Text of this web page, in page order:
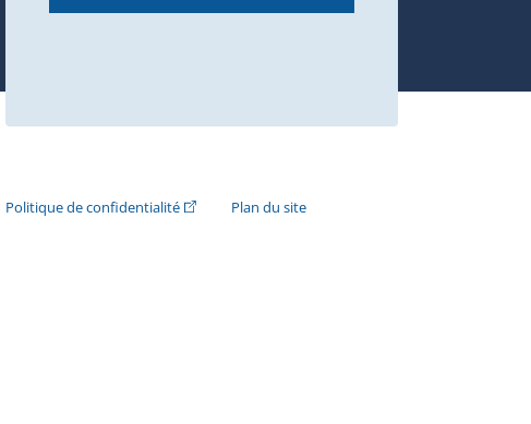
externe s'ouvrira dans une nouvelle fenêtre.)
Politique de confidentialité(Cet hyperlien externe s'ouvrira dans une nouvelle
Plan du site
s'ouvrira dans une nouvelle fenêtre.)